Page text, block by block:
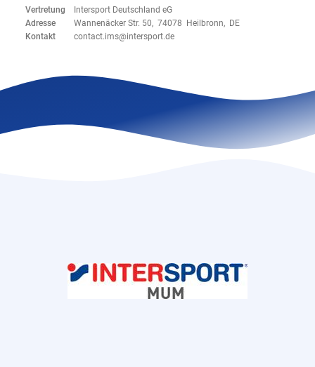
Vertretung
Intersport Deutschland eG
Adresse
Wannenäcker Str. 50, 74078 Heilbronn, DE
Kontakt
contact.ims@intersport.de